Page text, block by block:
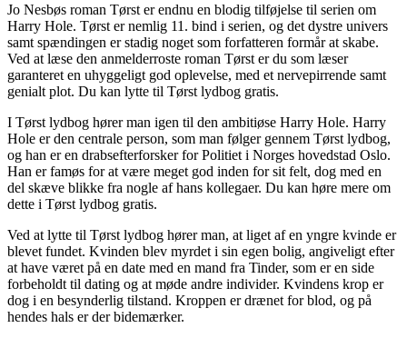
Jo Nesbøs roman Tørst er endnu en blodig tilføjelse til serien om
Harry Hole. Tørst er nemlig 11. bind i serien, og det dystre univers
samt spændingen er stadig noget som forfatteren formår at skabe.
Ved at læse den anmelderroste roman Tørst er du som læser
garanteret en uhyggeligt god oplevelse, med et nervepirrende samt
genialt plot. Du kan lytte til Tørst lydbog gratis.
I Tørst lydbog hører man igen til den ambitiøse Harry Hole. Harry
Hole er den centrale person, som man følger gennem Tørst lydbog,
og han er en drabsefterforsker for Politiet i Norges hovedstad Oslo.
Han er famøs for at være meget god inden for sit felt, dog med en
del skæve blikke fra nogle af hans kollegaer. Du kan høre mere om
dette i Tørst lydbog gratis.
Ved at lytte til Tørst lydbog hører man, at liget af en yngre kvinde er
blevet fundet. Kvinden blev myrdet i sin egen bolig, angiveligt efter
at have været på en date med en mand fra Tinder, som er en side
forbeholdt til dating og at møde andre individer. Kvindens krop er
dog i en besynderlig tilstand. Kroppen er drænet for blod, og på
hendes hals er der bidemærker.